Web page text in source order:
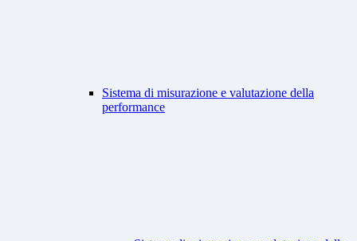
Sistema di misurazione e valutazione della
performance